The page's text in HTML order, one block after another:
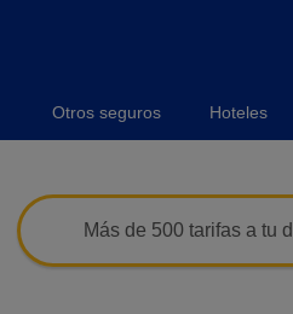
Otros seguros Hoteles
Más de 500 tarifas a tu